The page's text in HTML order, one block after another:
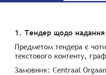
1. Тендер щодо надання
Предметом тендера є
текстового контенту,
Замовник: Centraal